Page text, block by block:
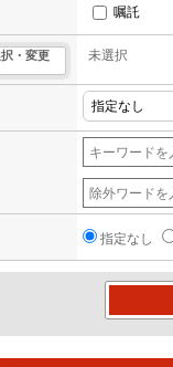
嘱託
・変更 未選択
指定なし